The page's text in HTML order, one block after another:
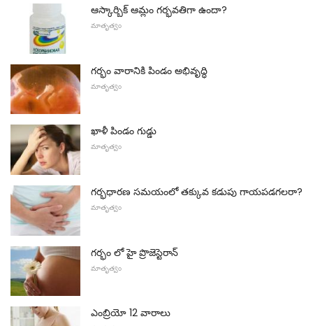
ఆస్కార్బిక్ ఆమ్లం గర్భవతిగా ఉందా?
మాతృత్వం
గర్భం వారానికి పిండం అభివృద్ధి
మాతృత్వం
ఖాళీ పిండం గుడ్డు
మాతృత్వం
గర్భధారణ సమయంలో తక్కువ కడుపు గాయపడగలరా?
మాతృత్వం
గర్భం లో హై ప్రొజెస్టెరాన్
మాతృత్వం
ఎంబ్రియో 12 వారాలు